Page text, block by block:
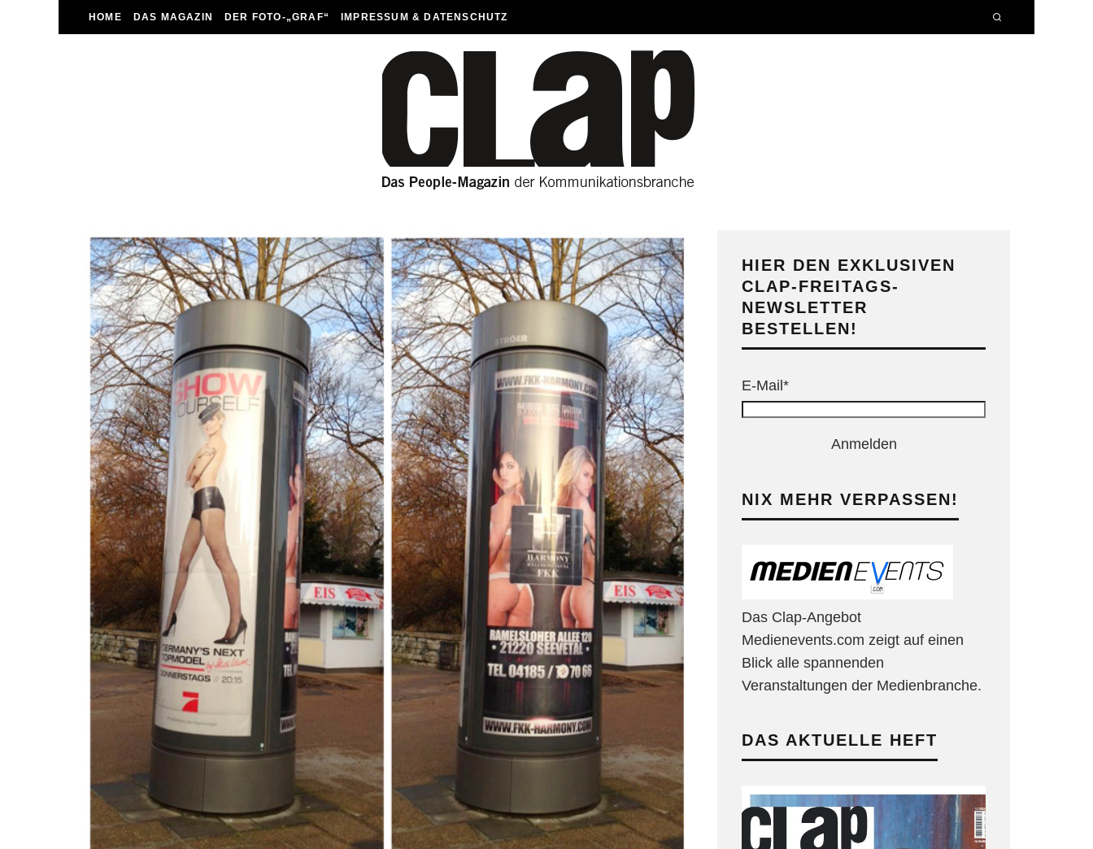
HOME DAS MAGAZIN DER FOTO-„GRAF“ IMPRESSUM & DATENSCHUTZ
HIER DEN EXKLUSIVEN
CLAP-FREITAGS-
NEWSLETTER
BESTELLEN!
E-Mail*
Anmelden
NIX MEHR VERPASSEN!
Das Clap-Angebot
Medienevents.com zeigt auf einen
Blick alle spannenden
Veranstaltungen der Medienbranche.
DAS AKTUELLE HEFT